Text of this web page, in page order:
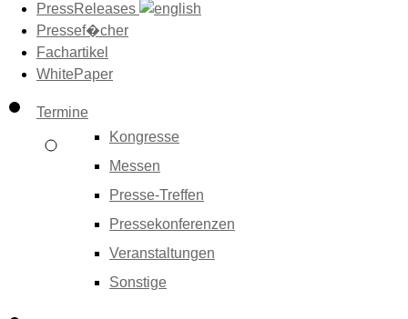
PressReleases
Pressef�cher
Fachartikel
WhitePaper
Termine
Kongresse
Messen
Presse-Treffen
Pressekonferenzen
Veranstaltungen
Sonstige